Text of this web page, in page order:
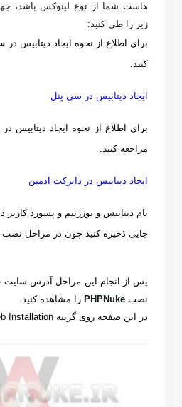
هاست شما از نوع لینوکس باشد،
زیر را طی کنید:
برای اطلاع از نحوه ایجاد دیتابیس در
کنید.
ایجاد دیتابیس در سی پنل
برای اطلاع از نحوه ایجاد دیتابیس در
مراجعه کنید.
ایجاد دیتابیس در دایرکت ادمین
نام دیتابیس و یوزرنیم و پسورد کاربر
جایی ذخیره کنید چون در مراحل نصب
پس از انجام این مراحل آدرس سایت
نصب PHPNuke را مشاهده کنید.
در این صفحه روی گزینه Installation